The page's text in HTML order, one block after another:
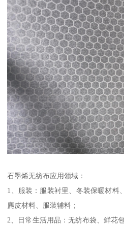
石墨烯无纺布应用领域：
1、服装：服装衬里、冬装保暖材料
麂皮材料、服装辅料；
2、日常生活用品：无纺布袋、鲜花